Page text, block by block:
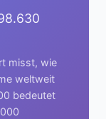
misst, wie
weltweit
bedeutet